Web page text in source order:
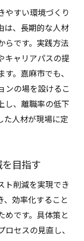
やすい環境づくり
は、長期的な人材
らです。実践方法
キャリアパスの提
。嘉麻市でも、
ンの場を設けるこ
し、離職率の低下
た人材が現場に定
目指す
ト削減を実現でき
、効率化すること
めです。具体策と
セスの見直し、